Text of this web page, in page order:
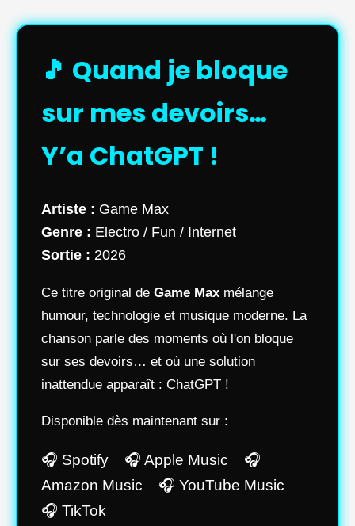
🎵 Quand je bloque
sur mes devoirs…
Y’a ChatGPT !
Artiste : Game Max
Genre : Electro / Fun / Internet
Sortie : 2026
Ce titre original de Game Max mélange
humour, technologie et musique moderne. La
chanson parle des moments où l'on bloque
sur ses devoirs… et où une solution
inattendue apparaît : ChatGPT !
Disponible dès maintenant sur :
🎧 Spotify 🎧 Apple Music 🎧
Amazon Music 🎧 YouTube Music
🎧 TikTok